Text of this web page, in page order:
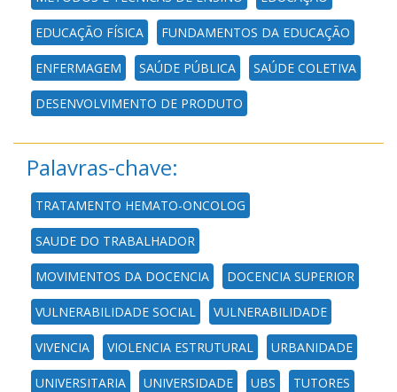
EDUCAÇÃO FÍSICA FUNDAMENTOS DA EDUCAÇÃO
ENFERMAGEM SAÚDE PÚBLICA SAÚDE COLETIVA
DESENVOLVIMENTO DE PRODUTO
Palavras-chave:
TRATAMENTO HEMATO-ONCOLOG
SAUDE DO TRABALHADOR
MOVIMENTOS DA DOCENCIA DOCENCIA SUPERIOR
VULNERABILIDADE SOCIAL VULNERABILIDADE
VIVENCIA VIOLENCIA ESTRUTURAL URBANIDADE
UNIVERSITARIA UNIVERSIDADE UBS TUTORES